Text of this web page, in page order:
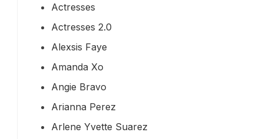
Actresses
Actresses 2.0
Alexsis Faye
Amanda Xo
Angie Bravo
Arianna Perez
Arlene Yvette Suarez